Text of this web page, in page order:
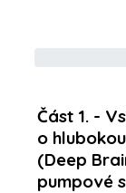
Část 1. -
o
(Deep
pumpové